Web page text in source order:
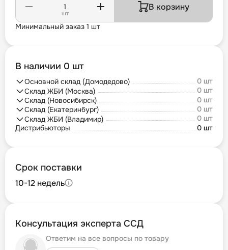
шт
В корзину
Минимальный заказ 1 шт
В наличии 0 шт
Основной склад (Домодедово)
0 шт
Склад ЖБИ (Москва)
0 шт
Склад (Новосибирск)
0 шт
Склад (Екатеринбург)
0 шт
Склад ЖБИ (Владимир)
0 шт
Дистрибьюторы
0 шт
Срок поставки
10-12 недель
Консультация эксперта ССД
Ответим на все вопросы по товару